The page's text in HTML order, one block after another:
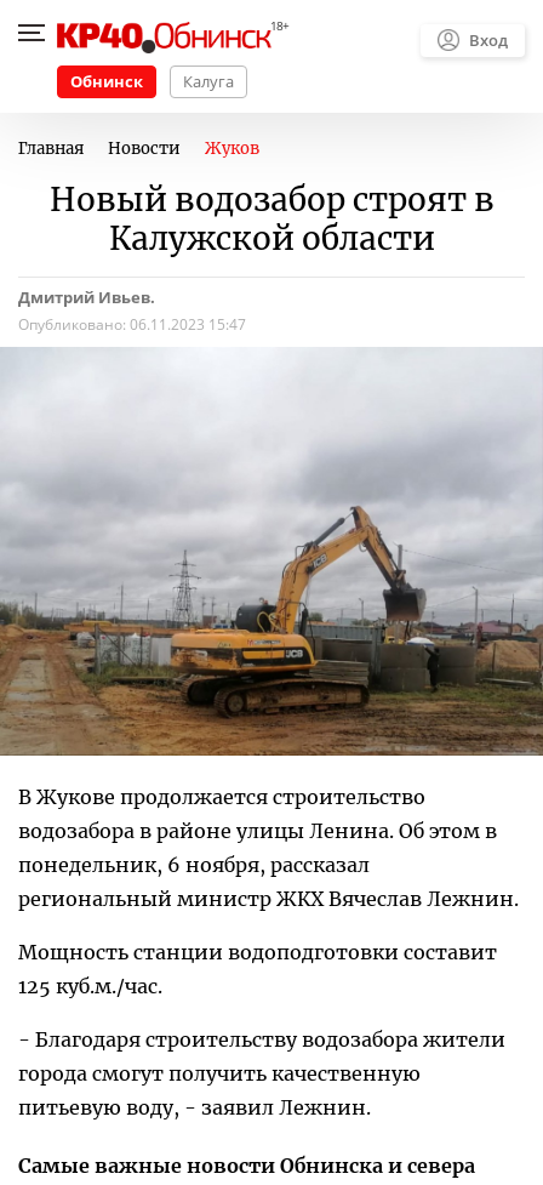
Обнинск Калуга
Вход
Главная Новости Жуков
Новый водозабор строят в
Калужской области
Дмитрий Ивьев.
Опубликовано: 06.11.2023 15:47
В Жукове продолжается строительство
водозабора в районе улицы Ленина. Об этом в
понедельник, 6 ноября, рассказал
региональный министр ЖКХ Вячеслав Лежнин.
Мощность станции водоподготовки составит
125 куб.м./час.
- Благодаря строительству водозабора жители
города смогут получить качественную
питьевую воду, - заявил Лежнин.
Самые важные новости Обнинска и севера